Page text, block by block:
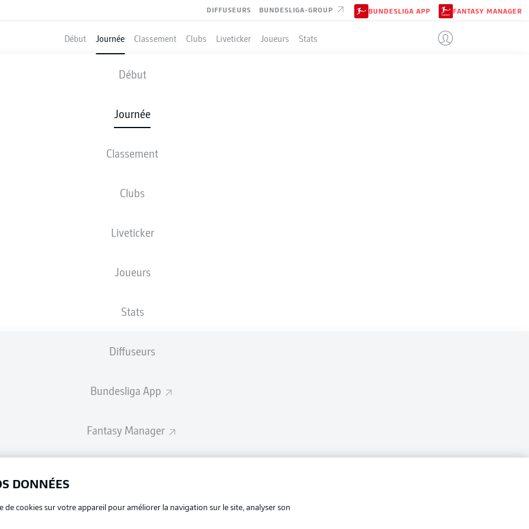
DIFFUSEURS BUNDESLIGA-GROUP BUNDESLIGA APP FANTASY MANAGER
Début Journée Classement Clubs Liveticker Joueurs Stats
Début
Journée
Classement
Clubs
Liveticker
Joueurs
Stats
Diffuseurs
Bundesliga App
Fantasy Manager
LEVERKUSEN - ELVERSBERG
COMPOSITIONS STATISTIQUES
Les compositions seront annoncées 60 minutes avant le coup d’envoi
DONNÉES
de cookies sur votre appareil pour améliorer la navigation sur le site, analyser son